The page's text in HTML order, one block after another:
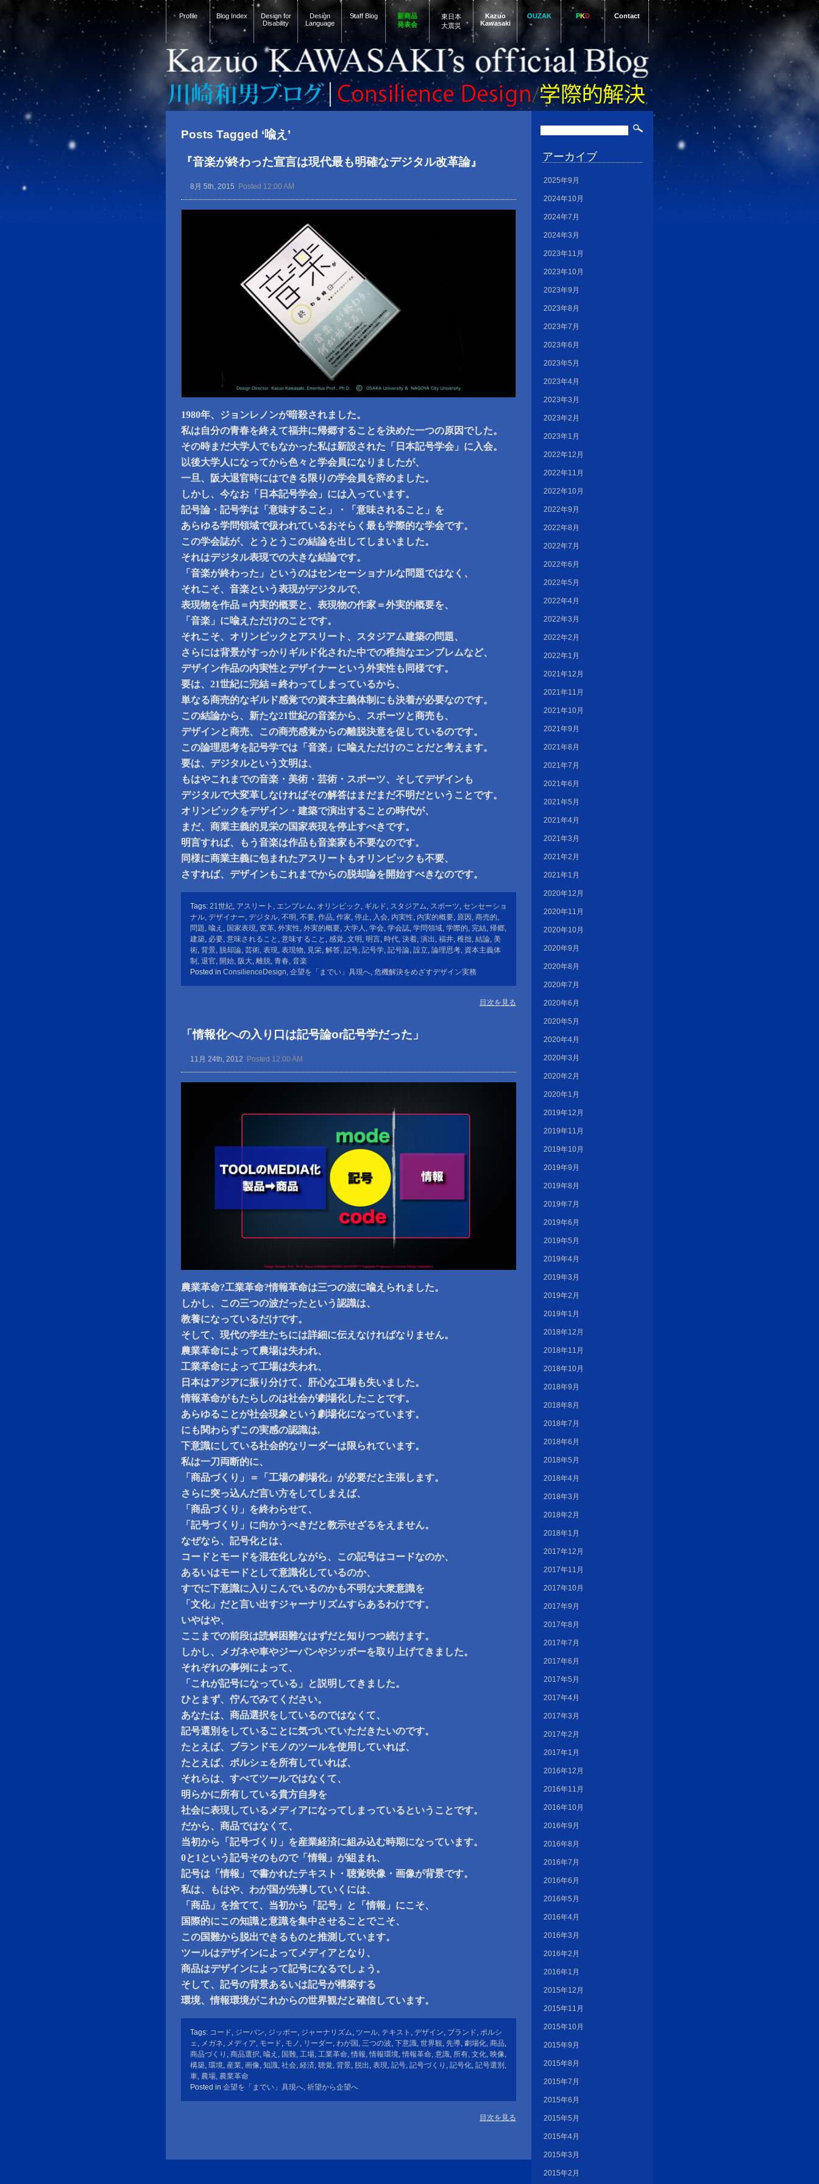
Profile Blog Index
Design for
Disability
Design
Language
Staff Blog
新商品
発表会
東日本
大震災
Kazuo
Kawasaki
OUZAK PKD Contact
Posts Tagged ‘喩え’
『音楽が終わった宣言は現代最も明確なデジタル改革論』
8月 5th, 2015 Posted 12:00 AM
1980年、ジョンレノンが暗殺されました。
私は自分の青春を終えて福井に帰郷することを決めた一つの原因でした。
その時まだ大学人でもなかった私は新設された「日本記号学会」に入会。
以後大学人になってから色々と学会員になりましたが、
一旦、阪大退官時にはできる限りの学会員を辞めました。
しかし、今なお「日本記号学会」には入っています。
記号論・記号学は「意味すること」・「意味されること」を
あらゆる学問領域で扱われているおそらく最も学際的な学会です。
この学会誌が、とうとうこの結論を出してしまいました。
それはデジタル表現での大きな結論です。
「音楽が終わった」というのはセンセーショナルな問題ではなく、
それこそ、音楽という表現がデジタルで、
表現物を作品＝内実的概要と、表現物の作家＝外実的概要を、
「音楽」に喩えただけのことです。
それこそ、オリンピックとアスリート、スタジアム建築の問題、
さらには背景がすっかりギルド化された中での稚拙なエンブレムなど、
デザイン作品の内実性とデザイナーという外実性も同様です。
要は、21世紀に完結＝終わってしまっているから、
単なる商売的なギルド感覚での資本主義体制にも決着が必要なのです。
この結論から、新たな21世紀の音楽から、スポーツと商売も、
デザインと商売、この商売感覚からの離脱決意を促しているのです。
この論理思考を記号学では「音楽」に喩えただけのことだと考えます。
要は、デジタルという文明は、
もはやこれまでの音楽・美術・芸術・スポーツ、そしてデザインも
デジタルで大変革しなければその解答はまだまだ不明だということです。
オリンピックをデザイン・建築で演出することの時代が、
まだ、商業主義的見栄の国家表現を停止すべきです。
明言すれば、もう音楽は作品も音楽家も不要なのです。
同様に商業主義に包まれたアスリートもオリンピックも不要、
さすれば、デザインもこれまでからの脱却論を開始すべきなのです。
Tags: 21世紀, アスリート , エンブレム, オリンピック , ギルド, スタジアム, スポーツ, センセーショ
ナル, デザイナー, デジタル, 不明 , 不要, 作品, 作家, 停止, 入会, 内実性, 内実的概要, 原因 , 商売的,
問題, 喩え , 国家表現, 変革, 外実性, 外実的概要, 大学人 , 学会, 学会誌, 学問領域, 学際的, 完結, 帰郷,
建築, 必要, 意味されること , 意味すること , 感覚, 文明 , 明言, 時代, 決着, 演出 , 福井, 稚拙, 結論, 美
術, 背景, 脱却論, 芸術, 表現, 表現物, 見栄, 解答, 記号, 記号学, 記号論, 設立, 論理思考, 資本主義体
制 , 退官, 開始, 阪大, 離脱, 青春, 音楽
Posted in ConsilienceDesign, 企望を「までい」具現へ, 危機解決をめざすデザイン実務
目次を見る
「情報化への入り口は記号論or記号学だった」
11月 24th, 2012 Posted 12:00 AM
農業革命?工業革命?情報革命は三つの波に喩えられました。
しかし、この三つの波だったという認識は、
教養になっているだけです。
そして、現代の学生たちには詳細に伝えなければなりません。
農業革命によって農場は失われ、
工業革命によって工場は失われ、
日本はアジアに振り分けて、肝心な工場も失いました。
情報革命がもたらしのは社会が劇場化したことです。
あらゆることが社会現象という劇場化になっています。
にも関わらずこの実感の認識は,
下意識にしている社会的なリーダーは限られています。
私は一刀両断的に、
「商品づくり」＝「工場の劇場化」が必要だと主張します。
さらに突っ込んだ言い方をしてしまえば、
「商品づくり」を終わらせて、
「記号づくり」に向かうべきだと教示せざるをえません。
なぜなら、記号化とは、
コードとモードを混在化しながら、この記号はコードなのか、
あるいはモードとして意識化しているのか、
すでに下意識に入りこんでいるのかも不明な大衆意識を
「文化」だと言い出すジャーナリズムすらあるわけです。
いやはや、
ここまでの前段は読解困難なはずだと知りつつ続けます。
しかし、メガネや車やジーパンやジッポーを取り上げてきました。
それぞれの事例によって、
「これが記号になっている」と説明してきました。
ひとまず、佇んでみてください。
あなたは、商品選択をしているのではなくて、
記号選別をしていることに気づいていただきたいのです。
たとえば、ブランドモノのツールを使用していれば、
たとえば、ポルシェを所有していれば、
それらは、すべてツールではなくて、
明らかに所有している貴方自身を
社会に表現しているメディアになってしまっているということです。
だから、商品ではなくて、
当初から「記号づくり」を産業経済に組み込む時期になっています。
0と1という記号そのもので「情報」が組まれ、
記号は「情報」で書かれたテキスト・聴覚映像・画像が背景です。
私は、もはや、わが国が先導していくには、
「商品」を捨てて、当初から「記号」と「情報」にこそ、
国際的にこの知識と意識を集中させることでこそ、
この国難から脱出できるものと推測しています。
ツールはデザインによってメディアとなり、
商品はデザインによって記号になるでしょう。
そして、記号の背景あるいは記号が構築する
環境、情報環境がこれからの世界観だと確信しています。
Tags: コード, ジーパン, ジッポー, ジャーナリズム, ツール, テキスト , デザイン, ブランド, ポルシ
ェ, メガネ, メディア, モード, モノ , リーダー, わが国 , 三つの波, 下意識, 世界観, 先導, 劇場化, 商品,
商品づくり , 商品選択, 喩え , 国難, 工場, 工業革命,情報,情報環境,情報革命, 意識, 所有, 文化, 映像,
構築, 環境, 産業, 画像, 知識, 社会, 経済, 聴覚, 背景, 脱出 , 表現, 記号, 記号づくり , 記号化, 記号選別 ,
車, 農場, 農業革命
Posted in 企望を「までい」具現へ, 祈望から企望へ
目次を見る
アーカイブ
2025年9月
2024年10月
2024年7月
2024年3月
2023年11月
2023年10月
2023年9月
2023年8月
2023年7月
2023年6月
2023年5月
2023年4月
2023年3月
2023年2月
2023年1月
2022年12月
2022年11月
2022年10月
2022年9月
2022年8月
2022年7月
2022年6月
2022年5月
2022年4月
2022年3月
2022年2月
2022年1月
2021年12月
2021年11月
2021年10月
2021年9月
2021年8月
2021年7月
2021年6月
2021年5月
2021年4月
2021年3月
2021年2月
2021年1月
2020年12月
2020年11月
2020年10月
2020年9月
2020年8月
2020年7月
2020年6月
2020年5月
2020年4月
2020年3月
2020年2月
2020年1月
2019年12月
2019年11月
2019年10月
2019年9月
2019年8月
2019年7月
2019年6月
2019年5月
2019年4月
2019年3月
2019年2月
2019年1月
2018年12月
2018年11月
2018年10月
2018年9月
2018年8月
2018年7月
2018年6月
2018年5月
2018年4月
2018年3月
2018年2月
2018年1月
2017年12月
2017年11月
2017年10月
2017年9月
2017年8月
2017年7月
2017年6月
2017年5月
2017年4月
2017年3月
2017年2月
2017年1月
2016年12月
2016年11月
2016年10月
2016年9月
2016年8月
2016年7月
2016年6月
2016年5月
2016年4月
2016年3月
2016年2月
2016年1月
2015年12月
2015年11月
2015年10月
2015年9月
2015年8月
2015年7月
2015年6月
2015年5月
2015年4月
2015年3月
2015年2月